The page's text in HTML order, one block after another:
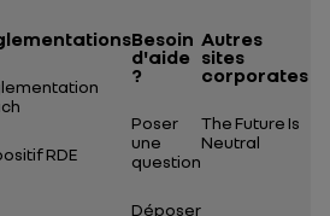
RDE
Besoin
d'aide
?
Poser
une
question
Déposer
Autres
sites
corporates
The Future Is
Neutral